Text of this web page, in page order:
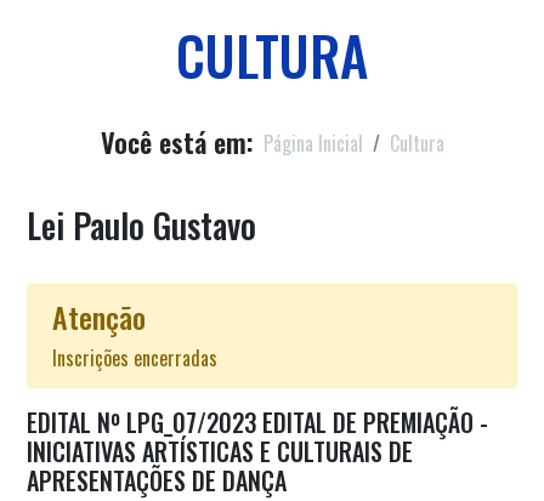
CULTURA
Você está em: Página Inicial Cultura
Lei Paulo Gustavo
Atenção
Inscrições encerradas
EDITAL Nº LPG_07/2023 EDITAL DE PREMIAÇÃO -
INICIATIVAS ARTÍSTICAS E CULTURAIS DE
APRESENTAÇÕES DE DANÇA